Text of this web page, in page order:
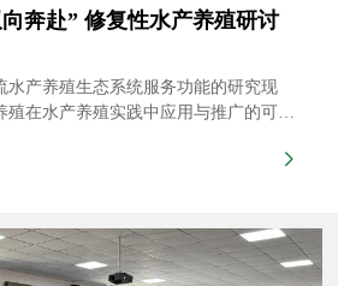
奔赴” 修复性水产养殖研讨
水产养殖生态系统服务功能的研究现
在水产养殖实践中应用与推广的可行
27日，由中国水产学会与大自然保护
科学研究院南海水产研究所、中国海洋
海